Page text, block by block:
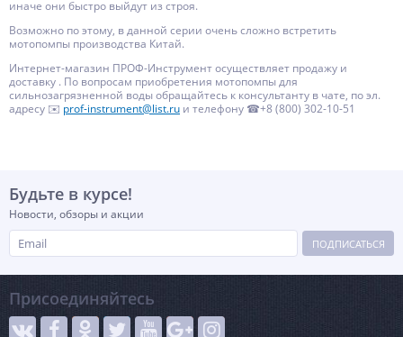
иначе они быстро выйдут из строя.
Возможно по этому, в данной серии очень сложно встретить
мотопомпы производства Китай.
Интернет-магазин ПРОФ-Инструмент осуществляет продажу и
доставку . По вопросам приобретения мотопомпы для
сильнозагрязненной воды обращайтесь к консультанту в чате, по эл.
адресу ✉️ prof-instrument@list.ru и телефону ☎+8 (800) 302-10-51
Будьте в курсе!
Новости, обзоры и акции
ПОДПИСАТЬСЯ
Присоединяйтесь